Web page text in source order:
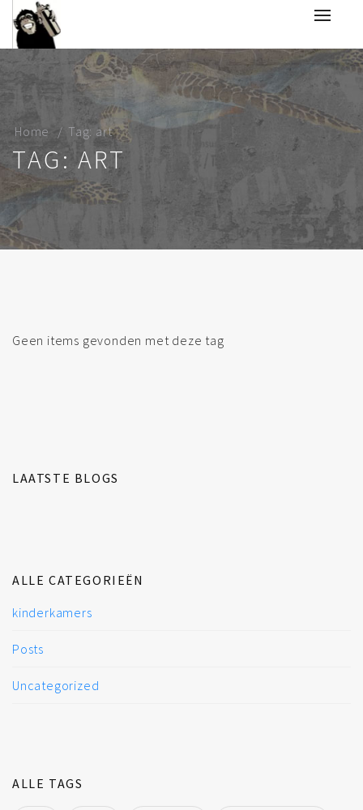
Home Tag: art
TAG: ART
Geen items gevonden met deze tag
LAATSTE BLOGS
ALLE CATEGORIEËN
kinderkamers
Posts
Uncategorized
ALLE TAGS